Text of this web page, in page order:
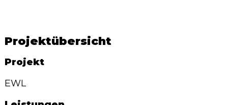
Projektübersicht
Projekt
EWL